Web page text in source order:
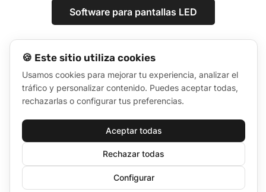
Software para pantallas LED
🍪 Este sitio utiliza cookies
Usamos cookies para mejorar tu experiencia, analizar el
tráfico y personalizar contenido. Puedes aceptar todas,
rechazarlas o configurar tus preferencias.
Aceptar todas
Rechazar todas
Configurar